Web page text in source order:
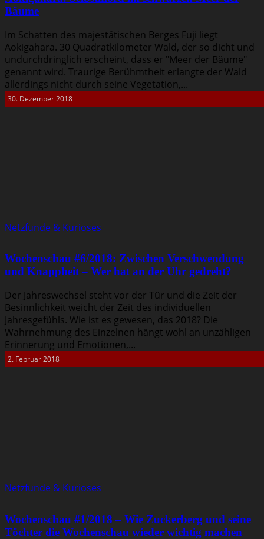
Bäume
Im Schatten des majestätischen Berges Fuji liegt
Aokigahara. 30 Quadratkilometer Wald, der so dicht und
undurchdringlich erscheint, dass er "Meer der Bäume"
genannt wird. Traurige Berühmtheit erlangte der Wald
allerdings nicht durch seine Vegetation,...
30. Dezember 2018
Netzfunde & Kurioses
Wochenschau #6/2018: Zwischen Verschwendung
und Knappheit – Wer hat an der Uhr gedreht?
Der Jahreswechsel steht vor der Tür und die Zeit der
Besinnlichkeit weicht der Zeit des individuellen
Jahresgefühls. Wie ist es gewesen, das 2018? Die
Wahrnehmung des Einzelnen hängt wohl an unzähligen
Erinnerung und Emotionen,...
2. Februar 2018
Netzfunde & Kurioses
Wochenschau #1/2018 – Wie Zuckerberg und seine
Töchter die Wochenschau wieder wichtig machen